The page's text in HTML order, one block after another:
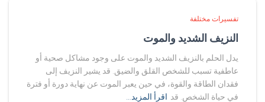
تفسيرات مختلفة
النزيف الشديد والموت
يدل الحلم بالنزيف الشديد والموت على وجود مشاكل صحية أو
عاطفية تسبب للشخص القلق والضيق. قد يشير النزيف إلى
فقدان الطاقة والقوة، في حين يعبر الموت عن نهاية دورة أو فترة
في حياة الشخص. قد اقرأ المزيد…